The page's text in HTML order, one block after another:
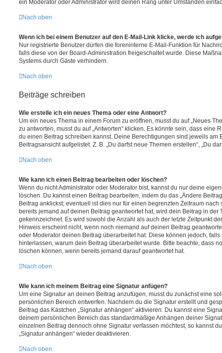
ein Moderator oder Administrator wird deinen Rang unter Umständen
Nach oben
Wenn ich bei einem Benutzer auf den E-Mail-Link klicke, werde ich
Nur registrierte Benutzer dürfen die foreninterne E-Mail-Funktion für
falls diese von der Board-Administration freigeschaltet wurde. Diese
Systems durch Gäste verhindern.
Nach oben
Beiträge schreiben
Wie erstelle ich ein neues Thema oder eine Antwort?
Um ein neues Thema in einem Forum zu eröffnen, musst du auf „Neues
zu antworten, musst du auf „Antworten“ klicken. Es könnte sein, dass eine
du einen Beitrag schreiben kannst. Deine Berechtigungen sind jeweils am
Beitragsansicht aufgelistet. Z. B. „Du darfst neue Themen erstellen“, „Du
Nach oben
Wie kann ich einen Beitrag bearbeiten oder löschen?
Wenn du nicht Administrator oder Moderator bist, kannst du nur deine
löschen. Du kannst einen Beitrag bearbeiten, indem du das „Ändere
Beitrag anklickst; eventuell ist dies nur für einen begrenzten Zeitraum
bereits jemand auf deinen Beitrag geantwortet hat, wird dein Beitrag in der
gekennzeichnet. Es wird sowohl die Anzahl als auch der letzte Zeitpunkt
Hinweis erscheint nicht, wenn noch niemand auf deinen Beitrag
oder Moderator deinen Beitrag überarbeitet hat. Diese können jedoch,
hinterlassen, warum dein Beitrag überarbeitet wurde. Bitte beachte, dass
löschen können, wenn bereits jemand darauf geantwortet hat.
Nach oben
Wie kann ich meinem Beitrag eine Signatur anfügen?
Um eine Signatur an deinen Beitrag anzufügen, musst du zunächst eine
persönlichen Bereich entwerfen. Nachdem du die Signatur erstellt und
Beitrag das Kästchen „Signatur anhängen“ aktivieren. Du kannst eine
deinem persönlichen Bereich das standardmäßige Anhängen deiner
einzelnen Beitrag dennoch ohne Signatur verfassen möchtest, so kannst
„Signatur anhängen“ wieder deaktivieren.
Nach oben